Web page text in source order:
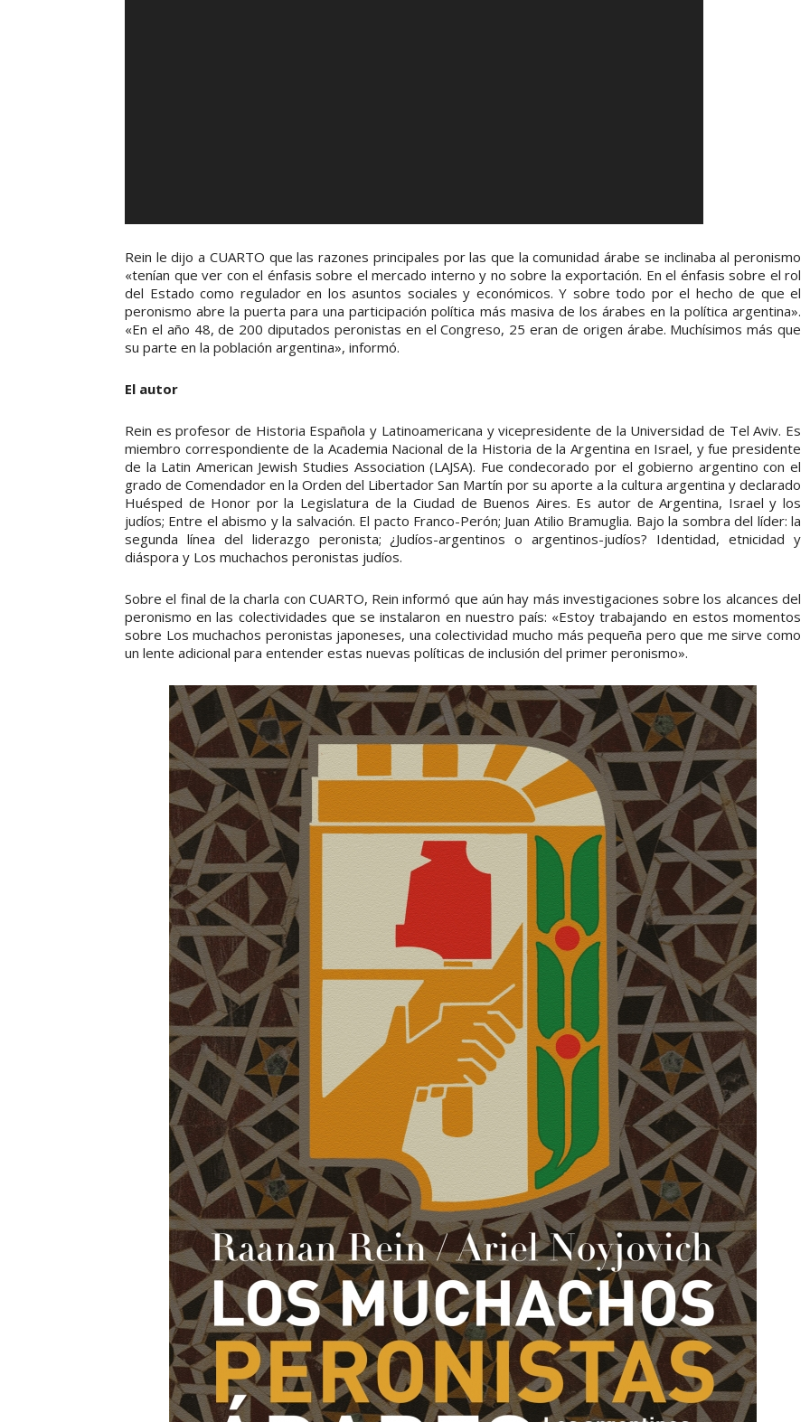
d
e
o
Rein le dijo a CUARTO que las razones principales por las que la comunidad árabe se inclinaba al peronismo
«tenían que ver con el énfasis sobre el mercado interno y no sobre la exportación. En el énfasis sobre el rol
del Estado como regulador en los asuntos sociales y económicos. Y sobre todo por el hecho de que el
peronismo abre la puerta para una participación política más masiva de los árabes en la política argentina».
«En el año 48, de 200 diputados peronistas en el Congreso, 25 eran de origen árabe. Muchísimos más que
su parte en la población argentina», informó.
El autor
Rein es profesor de Historia Española y Latinoamericana y vicepresidente de la Universidad de Tel Aviv. Es
miembro correspondiente de la Academia Nacional de la Historia de la Argentina en Israel, y fue presidente
de la Latin American Jewish Studies Association (LAJSA). Fue condecorado por el gobierno argentino con el
grado de Comendador en la Orden del Libertador San Martín por su aporte a la cultura argentina y declarado
Huésped de Honor por la Legislatura de la Ciudad de Buenos Aires. Es autor de Argentina, Israel y los
judíos; Entre el abismo y la salvación. El pacto Franco-Perón; Juan Atilio Bramuglia. Bajo la sombra del líder: la
segunda línea del liderazgo peronista; ¿Judíos-argentinos o argentinos-judíos? Identidad, etnicidad y
diáspora y Los muchachos peronistas judíos.
Sobre el final de la charla con CUARTO, Rein informó que aún hay más investigaciones sobre los alcances del
peronismo en las colectividades que se instalaron en nuestro país: «Estoy trabajando en estos momentos
sobre Los muchachos peronistas japoneses, una colectividad mucho más pequeña pero que me sirve como
un lente adicional para entender estas nuevas políticas de inclusión del primer peronismo».